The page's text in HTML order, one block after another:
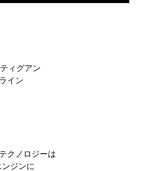
ィグアン
イン
クノロジーは
ジンに